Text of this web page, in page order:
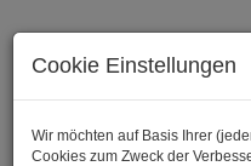
Cookie Einstellungen
Wir möchten auf Basis Ihrer
Cookies zum Zweck der